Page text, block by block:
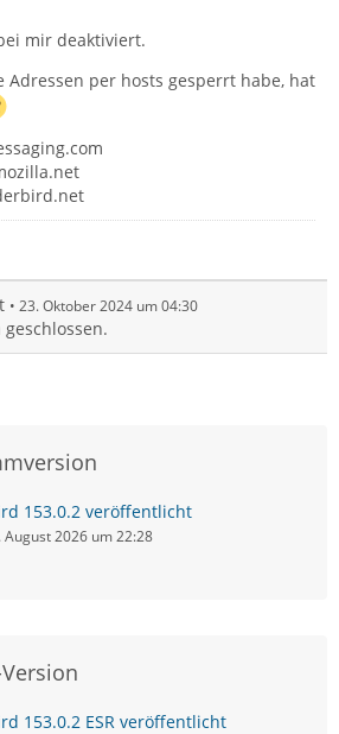
mir deaktiviert.
Adressen per hosts gesperrt habe, hat
23. Oktober 2024 um 04:30
153.0.2 veröffentlicht
August 2026 um 22:28
153.0.2 ESR veröffentlicht